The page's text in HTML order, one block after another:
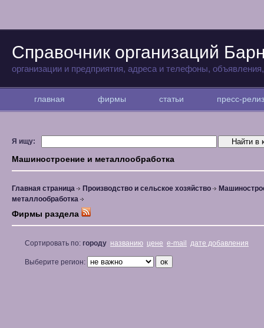
Справочник организаций
организации и предприятия, адреса и телефоны,
главная фирмы статьи пресс-
Я ищу:
Машиностроение и металлообработка
Главная страница Производство и сельское хозяйство
металлообработка
Фирмы раздела
Сортировать по: городу названию цене e-mail дате добавления
Выберите регион: